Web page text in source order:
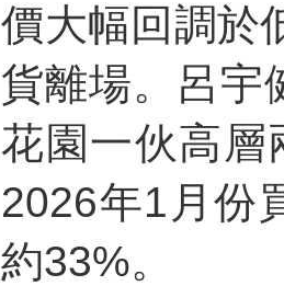
價大幅回調於
貨離場。呂宇
花園一伙高層
2026年1月份
約33%。